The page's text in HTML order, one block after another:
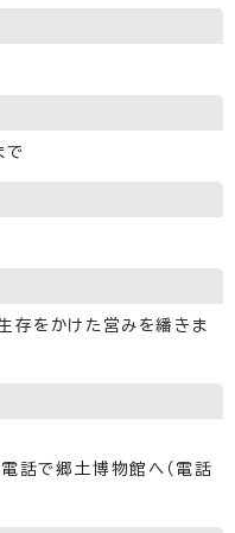
で
存をかけた営みを繙きま
で郷土博物館へ（電話